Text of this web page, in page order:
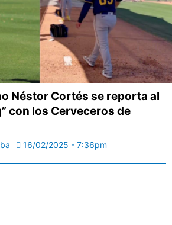
Néstor Cortés se reporta al
con los Cerveceros de
16/02/2025 - 7:36pm